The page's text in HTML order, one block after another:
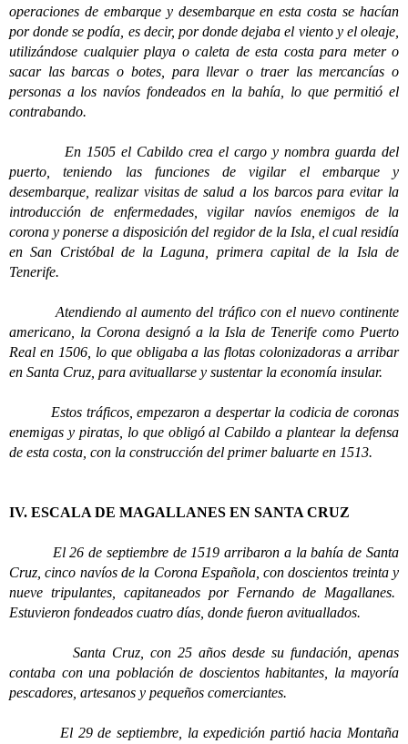
operaciones de embarque y desembarque en esta costa se hacían
por donde se podía, es decir, por donde dejaba el viento y el oleaje,
utilizándose cualquier playa o caleta de esta costa para meter o
sacar las barcas o botes, para llevar o traer las mercancías o
personas a los navíos fondeados en la bahía, lo que permitió el
contrabando.
En 1505 el Cabildo crea el cargo y nombra guarda del
puerto, teniendo las funciones de vigilar el embarque y
desembarque, realizar visitas de salud a los barcos para evitar la
introducción de enfermedades, vigilar navíos enemigos de la
corona y ponerse a disposición del regidor de la Isla, el cual residía
en San Cristóbal de la Laguna, primera capital de la Isla de
Tenerife.
Atendiendo al aumento del tráfico con el nuevo continente
americano, la Corona designó a la Isla de Tenerife como Puerto
Real en 1506, lo que obligaba a las flotas colonizadoras a arribar
en Santa Cruz, para avituallarse y sustentar la economía insular.
Estos tráficos, empezaron a despertar la codicia de coronas
enemigas y piratas, lo que obligó al Cabildo a plantear la defensa
de esta costa, con la construcción del primer baluarte en 1513.
IV. ESCALA DE MAGALLANES EN SANTA CRUZ
El 26 de septiembre de 1519 arribaron a la bahía de Santa
Cruz, cinco navíos de la Corona Española, con doscientos treinta y
nueve tripulantes, capitaneados por Fernando de Magallanes.
Estuvieron fondeados cuatro días, donde fueron avituallados.
Santa Cruz, con 25 años desde su fundación, apenas
contaba con una población de doscientos habitantes, la mayoría
pescadores, artesanos y pequeños comerciantes.
El 29 de septiembre, la expedición partió hacia Montaña